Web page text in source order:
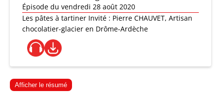
Épisode du vendredi 28 août 2020
Les pâtes à tartiner Invité : Pierre CHAUVET, Artisan
chocolatier-glacier en Drôme-Ardèche
Afficher le résumé